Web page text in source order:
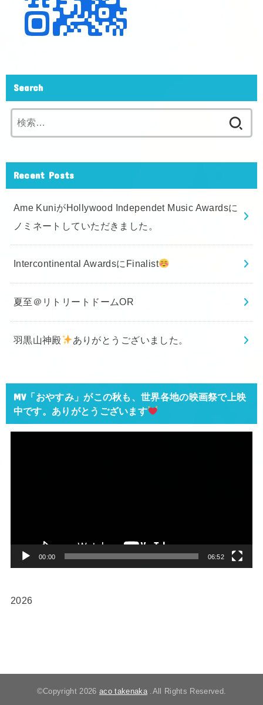
Search
索:
Recent Posts
Ame KuniがHollywood Independet Music Awardsに
ノミネートしていただきました。
Intercontinental AwardsにFinalist
夏至＠リトリートドームOR
羽黒山神殿 ありがとうございました。
MV「おやすみ」がこの秋も、世界各地の映画祭で上映
中です。ありがとうございます
00:00 06:52
2026
©Copyright 2026aco takenaka.All Rights Reserved.